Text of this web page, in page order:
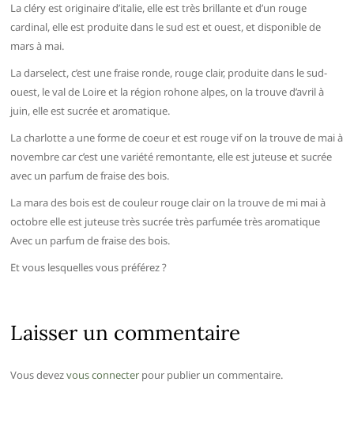
La cléry est originaire d’italie, elle est très brillante et d’un rouge
cardinal, elle est produite dans le sud est et ouest, et disponible de
mars à mai.
La darselect, c’est une fraise ronde, rouge clair, produite dans le sud-
ouest, le val de Loire et la région rohone alpes, on la trouve d’avril à
juin, elle est sucrée et aromatique.
La charlotte a une forme de coeur et est rouge vif on la trouve de mai à
novembre car c’est une variété remontante, elle est juteuse et sucrée
avec un parfum de fraise des bois.
La mara des bois est de couleur rouge clair on la trouve de mi mai à
octobre elle est juteuse très sucrée très parfumée très aromatique
Avec un parfum de fraise des bois.
Et vous lesquelles vous préférez ?
Laisser un commentaire
Vous devezvous connecter pour publier un commentaire.